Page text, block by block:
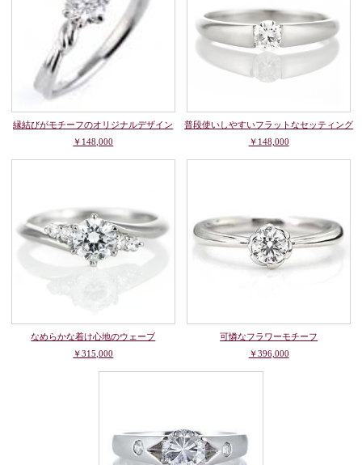
縁結びがモチーフのオリジナルデザイン
￥148,000
普段使いしやすいフラットなセッティング
￥148,000
なめらかな着け心地のウェーブ
￥315,000
可憐なフラワーモチーフ
￥396,000